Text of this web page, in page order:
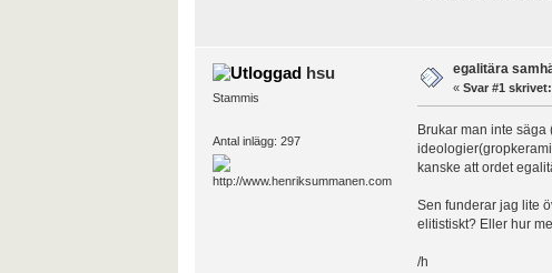
hsu
Stammis
Antal inlägg: 297
egalitära
« Svar #1 skrivet:
Brukar man inte
kanske att ordet
Sen funderar jag lite
elitistiskt? Eller hur
/h